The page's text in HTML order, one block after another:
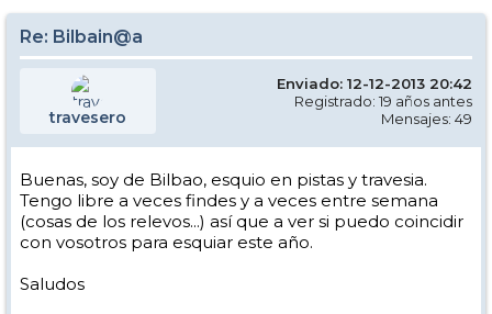
Re: Bilbain@a
travesero
Enviado: 12-12-2013 20:42
Registrado: 19 años antes
Mensajes: 49
Buenas, soy de Bilbao, esquio en pistas y travesia.
Tengo libre a veces findes y a veces entre semana
(cosas de los relevos...) así que a ver si puedo coincidir
con vosotros para esquiar este año.
Saludos